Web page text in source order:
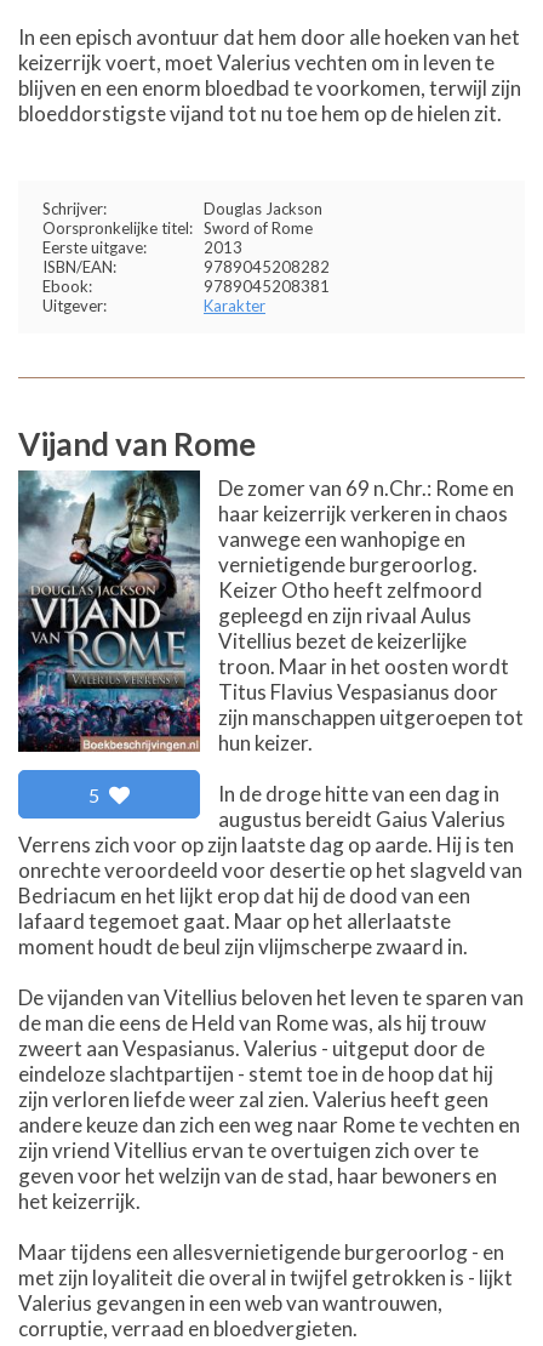
In een episch avontuur dat hem door alle hoeken van het
keizerrijk voert, moet Valerius vechten om in leven te
blijven en een enorm bloedbad te voorkomen, terwijl zijn
bloeddorstigste vijand tot nu toe hem op de hielen zit.
Schrijver:
Douglas Jackson
Oorspronkelijke titel: Sword of Rome
Eerste uitgave:
2013
ISBN/EAN:
9789045208282
Ebook:
9789045208381
Uitgever:
Karakter
Vijand van Rome
5
De zomer van 69 n.Chr.: Rome en
haar keizerrijk verkeren in chaos
vanwege een wanhopige en
vernietigende burgeroorlog.
Keizer Otho heeft zelfmoord
gepleegd en zijn rivaal Aulus
Vitellius bezet de keizerlijke
troon. Maar in het oosten wordt
Titus Flavius Vespasianus door
zijn manschappen uitgeroepen tot
hun keizer.
In de droge hitte van een dag in
augustus bereidt Gaius Valerius
Verrens zich voor op zijn laatste dag op aarde. Hij is ten
onrechte veroordeeld voor desertie op het slagveld van
Bedriacum en het lijkt erop dat hij de dood van een
lafaard tegemoet gaat. Maar op het allerlaatste
moment houdt de beul zijn vlijmscherpe zwaard in.
De vijanden van Vitellius beloven het leven te sparen van
de man die eens de Held van Rome was, als hij trouw
zweert aan Vespasianus. Valerius - uitgeput door de
eindeloze slachtpartijen - stemt toe in de hoop dat hij
zijn verloren liefde weer zal zien. Valerius heeft geen
andere keuze dan zich een weg naar Rome te vechten en
zijn vriend Vitellius ervan te overtuigen zich over te
geven voor het welzijn van de stad, haar bewoners en
het keizerrijk.
Maar tijdens een allesvernietigende burgeroorlog - en
met zijn loyaliteit die overal in twijfel getrokken is - lijkt
Valerius gevangen in een web van wantrouwen,
corruptie, verraad en bloedvergieten.